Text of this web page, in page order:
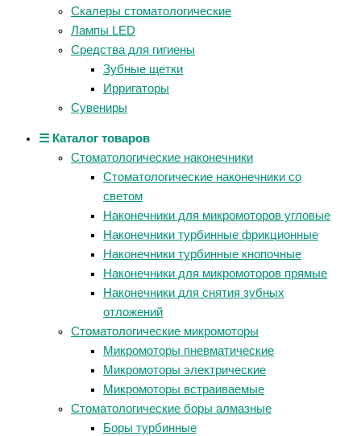
Скалеры стоматологические
Лампы LED
Средства для гигиены
Зубные щетки
Ирригаторы
Сувениры
☰ Каталог товаров
Стоматологические наконечники
Стоматологические наконечники со
светом
Наконечники для микромоторов угловые
Наконечники турбинные фрикционные
Наконечники турбинные кнопочные
Наконечники для микромоторов прямые
Наконечники для снятия зубных
отложений
Стоматологические микромоторы
Микромоторы пневматические
Микромоторы электрические
Микромоторы встраиваемые
Стоматологические боры алмазные
Боры турбинные